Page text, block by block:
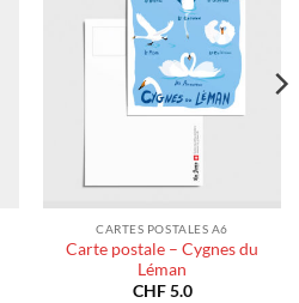
CARTES POSTALES A6
Carte postale – Cygnes du
Léman
CHF5.0